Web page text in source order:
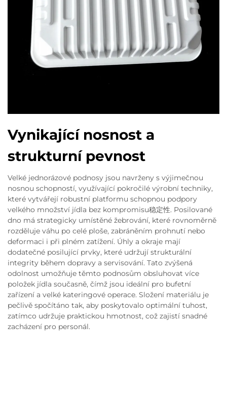
Vynikající nosnost a
strukturní pevnost
Velké jednorázové podnosy jsou navrženy s výjimečnou
nosnou schopností, využívající pokročilé výrobní techniky,
které vytvářejí robustní platformu schopnou podpory
velkého množství jídla bez kompromisu稳定性. Posilované
dno má strategicky umístěné žebrování, které rovnoměrně
rozděluje váhu po celé ploše, zabráněním prohnutí nebo
deformaci i při plném zatížení. Úhly a okraje mají
dodatečné posilující prvky, které udržují strukturální
integrity během dopravy a servisování. Tato zvýšená
odolnost umožňuje těmto podnosům obsluhovat více
položek jídla současně, čímž jsou ideální pro bufetní
zařízení a velké kateringové operace. Složení materiálu je
pečlivě spočítáno tak, aby poskytovalo optimální tuhost,
zatímco udržuje praktickou hmotnost, což zajistí snadné
zacházení pro personál.